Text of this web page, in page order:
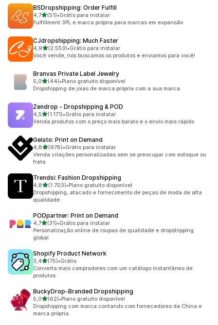
BSDropshipping: Order Fulfill
4,7de 5 estrelas
(51)
51 avaliações ao todo
•Grátis para instalar
Fulfillment 3PL e marca própria para marcas em expansão
CJdropshipping: Much Faster
4,9de 5 estrelas
(2.553)
2553 avaliações ao todo
•Grátis para instalar
Você vende, nós buscamos os produtos e enviamos para você!
Branvas Private Label Jewelry
5,0de 5 estrelas
(44)
44 avaliações ao todo
•Plano gratuito disponível
Dropshipping de joias de marca própria com a sua marca
Zendrop ‑ Dropshipping & POD
4,5de 5 estrelas
(1.171)
1171 avaliações ao todo
•Grátis para instalar
Venda produtos com o preço mais barato e o envio mais rápido
Gelato: Print on Demand
4,8de 5 estrelas
(978)
978 avaliações ao todo
•Grátis para instalar
Venda criações personalizadas sem se preocupar com estoque ou
frete
Trendsi: Fashion Dropshipping
4,8de 5 estrelas
(1.703)
1703 avaliações ao todo
•Plano gratuito disponível
Dropshipping, atacado e fornecimento de peças de moda de alta
qualidade
PODpartner: Print on Demand
4,7de 5 estrelas
(31)
31 avaliações ao todo
•Grátis para instalar
Personalização online de roupas de qualidade e dropshipping
global
Shopify Product Network
3,4de 5 estrelas
(75)
75 avaliações ao todo
•Grátis
Converta mais compradores com um catálogo instantâneo de
produtos
BuckyDrop‑Branded Dropshipping
5,0de 5 estrelas
(62)
62 avaliações ao todo
•Plano gratuito disponível
Dropshipping com marca contando com fornecedores da China e
marca própria.